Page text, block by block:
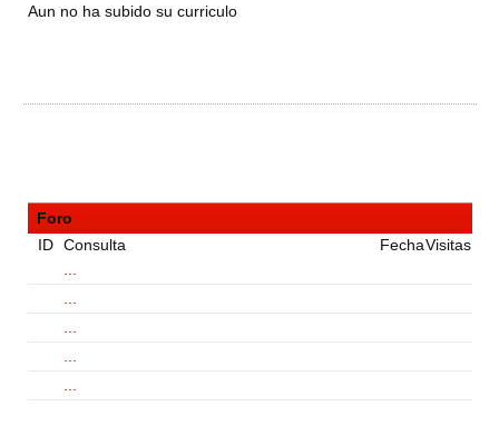
Aun no ha subido su curriculo
Foro
ID Consulta FechaVisitas